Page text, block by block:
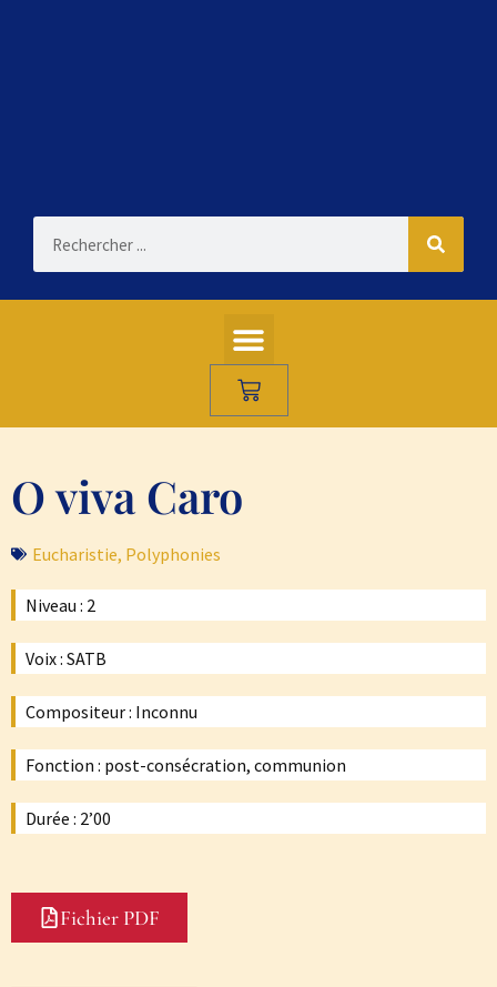
O viva Caro
Eucharistie, Polyphonies
Niveau : 2
Voix : SATB
Compositeur : Inconnu
Fonction : post-consécration, communion
Durée : 2’00
Fichier PDF